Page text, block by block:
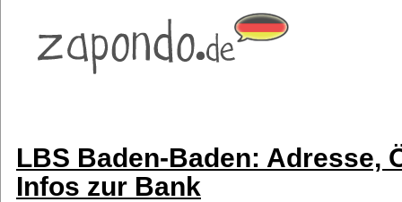
LBS Baden-Baden: Adresse,
Infos zur Bank